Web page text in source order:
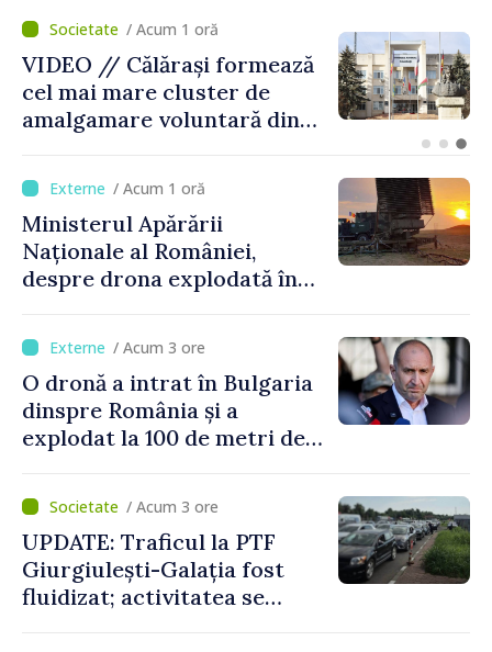
/ Acum 17 minute
BTA: Tendința de scădere a
nivelului Dunării se menține,
iar situația hidrologică
/ Acum 1 oră
Ministerul Apărării
Naționale al României,
despre drona explodată în
nu au detectat niciun
vehicul aerian”
/ Acum 3 ore
O dronă a intrat în Bulgaria
dinspre România și a
explodat la 100 de metri de
/ Acum 3 ore
UPDATE: Traficul la PTF
Giurgiulești-Galația fost
fluidizat; activitatea se